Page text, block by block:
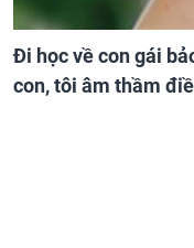
Đi học về con gái
con, tôi âm thầm